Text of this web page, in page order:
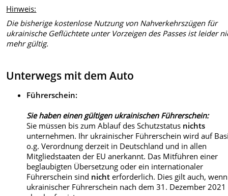
Hinweis:
Die bisherige kostenlose Nutzung von Nahverkehrszügen für
ukrainische Geflüchtete unter Vorzeigen des Passes ist leider
mehr gültig.
Unterwegs mit dem Auto
Führerschein:
Sie haben einen gültigen ukrainischen Führerschein:
Sie müssen bis zum Ablauf des Schutzstatus nichts
unternehmen. Ihr ukrainischer Führerschein wird auf
o.g. Verordnung derzeit in Deutschland und in allen
Mitgliedstaaten der EU anerkannt. Das Mitführen einer
beglaubigten Übersetzung oder ein internationaler
Führerschein sind nicht erforderlich. Dies gilt auch,
ukrainischer Führerschein nach dem 31. Dezember 2021